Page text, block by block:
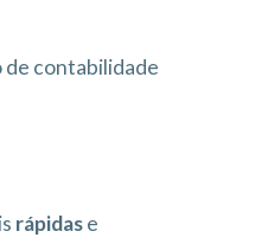
de contabilidade
rápidase